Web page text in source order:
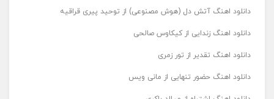
دانلود اهنگ آتش دل (هوش مصنوعی) از توحید پیری قراقیه
دانلود اهنگ زندایی از کیکاوس صالحی
دانلود اهنگ تقدیر از تور زمری
دانلود اهنگ حضور تنهایی از مانی ویس